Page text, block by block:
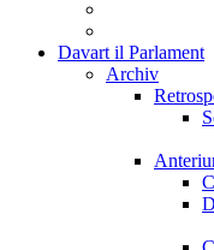
Davart il Parlament
Archiv